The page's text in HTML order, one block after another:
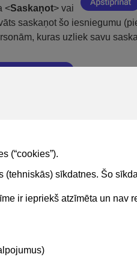
(“cookies”).
sīkdatnes. Šo
ir iepriekš atzīmēta un nav
<Saskaņot> vai
saskaņot šo iesniegumu
kuras uzliek savu